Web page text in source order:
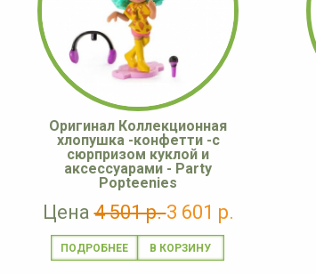
Оригинал Коллекционная
хлопушка -конфетти -с
сюрпризом куклой и
аксессуарами - Party
Popteenies
Цена4 501 р.3 601 р.
ПОДРОБНЕЕ